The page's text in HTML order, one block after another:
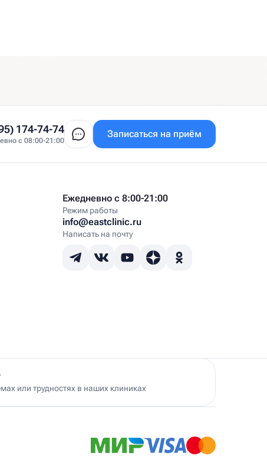
174-74-74
с 08:00-21:00
Записаться на приём
Ежедневно с 8:00-21:00
Режим работы
info@eastclinic.ru
Написать на почту
или трудностях в наших клиниках